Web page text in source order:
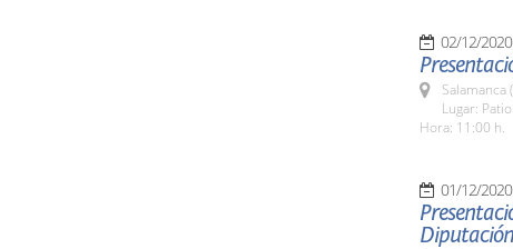
02/12/2020
Salamanca
Lugar:
Hora: 11:00 h.
01/12/2020